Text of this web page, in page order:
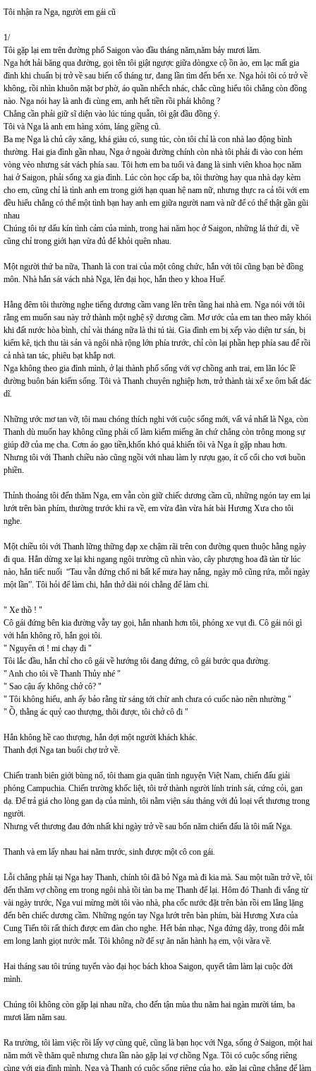
Tôi nhận ra Nga, người em gái cũ
1/
Tôi gặp lại em trên đường phố Saigon vào đầu tháng năm,năm bảy mươi lăm.
Nga hớt hải băng qua đường, gọi tên tôi giật ngược giữa dòngxe cộ ồn ào, em lạc mất gia
đình khi chuẩn bị trở về sau biến cố tháng tư, đang lần tìm đến bến xe. Nga hỏi tôi có trở về
không, rồi nhìn khuôn mặt bơ phờ, áo quần nhếch nhác, chắc cũng hiểu tôi chẳng còn đồng
nào. Nga nói hay là anh đi cùng em, anh hết tiền rồi phải không ?
Chẳng cần phải giữ sĩ diện vào lúc túng quẫn, tôi gật đầu đồng ý.
Tôi và Nga là anh em hàng xóm, láng giềng cũ.
Ba mẹ Nga là chủ cây xăng, khá giàu có, sung túc, còn tôi chỉ là con nhà lao động bình
thường. Hai gia đình gần nhau, Nga ở ngoài đường chính còn nhà tôi phải đi vào con hẻm
vòng vèo nhưng sát vách phía sau. Tôi hơn em ba tuổi và đang là sinh viên khoa học năm
hai ở Saigon, phải sống xa gia đình. Lúc còn học cấp ba, tôi thường hay qua nhà dạy kèm
cho em, cũng chỉ là tình anh em trong giới hạn quan hệ nam nữ, nhưng thực ra cả tôi với em
đều hiểu chẳng có thể một tình bạn hay anh em giữa người nam và nữ để có thể thật gần gũi
nhau
Chúng tôi tự dấu kín tình cảm của mình, trong hai năm học ở Saigon, những lá thứ đi, về
cũng chỉ trong giới hạn vừa đủ để khỏi quên nhau.
Một người thứ ba nữa, Thanh là con trai của một công chức, hắn với tôi cũng bạn bè đồng
môn. Nhà hắn sát vách nhà Nga, lên đại học, hắn theo y khoa Huế.
Hằng đêm tôi thường nghe tiếng dương cầm vang lên trên tầng hai nhà em. Nga nói với tôi
rằng em muốn sau này trở thành một nghệ sỹ dương cầm. Mơ ước của em tan theo mây khói
khi đất nước hòa bình, chỉ vài tháng nữa là thi tú tài. Gia đình em bị xếp vào diện tư sán, bị
kiểm kê, tịch thu tài sản và ngôi nhà rộng lớn phía trước, chỉ còn lại phần hẹp phía sau để rồi
cả nhà tan tác, phiêu bạt khắp nơi.
Nga không theo gia đình mình, ở lại thành phố sống với vợ chồng anh trai, em lăn lóc lề
đường buôn bán kiếm sống. Tôi và Thanh chuyên nghiệp hơn, trở thành tài xế xe ôm bất đác
dĩ.
Những ước mơ tan vỡ, tôi mau chóng thích nghi với cuộc sống mới, vất vả nhất là Nga, còn
Thanh dù muốn hay không cũng phải cố làm kiếm miếng ăn chứ chẳng còn trông mong sự
giúp đỡ của mẹ cha. Cơm áo gạo tiền,khốn khó quá khiến tôi và Nga ít gặp nhau hơn.
Nhưng tôi với Thanh chiều nào cũng ngồi với nhau làm ly rượu gạo, ít cố cổi cho vơi buồn
phiền.
Thỉnh thoảng tôi đến thăm Nga, em vẫn còn giữ chiếc dương cầm cũ, những ngón tay em lại
lướt trên bàn phím, thường trước khi ra về, em vừa đàn vừa hát bài Hương Xưa cho tôi
nghe.
Một chiều tôi với Thanh lững thững đạp xe chậm rãi trên con đường quen thuộc hằng ngày
đi qua. Hắn dừng xe lại khi ngang ngôi trường cũ nhìn vào, cây phượng hoa đã tàn từ lúc
nào, hắn tiếc nuối “Tau vẫn đứng chổ ni bất kể mưa hay nắng, ngày mô cũng rứa, mỗi ngày
một lần”. Tôi hỏi để làm chi, hắn thở dài nói chẳng để làm chi.
" Xe thồ ! "
Cô gái đứng bên kia đường vẫy tay gọi, hắn nhanh hơn tôi, phóng xe vụt đi. Cô gái nói gì
với hắn không rõ, hắn gọi tôi.
" Nguyên ơi ! mi chạy đi "
Tôi lắc đầu, hắn chỉ cho cô gái về hướng tôi đang đứng, cô gái bước qua đường.
" Anh cho tôi về Thanh Thủy nhé "
" Sao cậu ấy không chở cô? "
" Tôi không hiểu, anh ấy bảo rằng từ sáng tới chừ anh chưa có cuốc nào nên nhường "
" Ồ, thằng ác quỷ cao thượng, thôi được, tôi chở cô đi "
Hắn không hề cao thượng, hắn đợi một người khách khác.
Thanh đợi Nga tan buổi chợ trở về.
Chiến tranh biên giới bùng nổ, tôi tham gia quân tình nguyện Việt Nam, chiến đấu giải
phóng Campuchia. Chiến trường khốc liệt, tôi trở thành người lính trinh sát, cứng cỏi, gan
dạ. Để trả giá cho lòng gan dạ của mình, tôi nằm viện sáu tháng với đủ loại vết thương trong
người.
Nhưng vết thương đau đớn nhất khi ngày trở về sau bốn năm chiến đấu là tôi mất Nga.
Thanh và em lấy nhau hai năm trước, sinh được một cô con gái.
Lỗi chẳng phải tại Nga hay Thanh, chính tôi đã bỏ Nga mà đi kia mà. Sau một tuần trở về, tôi
đến thăm vợ chồng em trong ngôi nhà tồi tàn ba mẹ Thanh để lại. Hôm đó Thanh đi vắng từ
vài ngày trước, Nga vui mừng mời tôi vào nhà, pha cốc nước đặt trên bàn rồi em lẳng lặng
đến bên chiếc dương cầm. Những ngón tay Nga lướt trên bàn phím, bài Hương Xưa của
Cung Tiến tôi rất thích được em đàn cho nghe. Hết bản nhạc, Nga đứng dậy, trong đôi mắt
em long lanh giọt nước mắt. Tôi không nỡ để sự ăn năn hành hạ em, vội vãra về.
Hai tháng sau tôi trúng tuyển vào đại học bách khoa Saigon, quyết tâm làm lại cuộc đời
mình.
Chúng tôi không còn gặp lại nhau nữa, cho đến tận mùa thu năm hai ngàn mười tám, ba
mươi lăm năm sau.
Ra trường, tôi làm việc rồi lấy vợ cùng quê, cũng là bạn học với Nga, sống ở Saigon, một hai
năm mới về thăm quê nhưng chưa lần nào gặp lại vợ chồng Nga. Tôi có cuộc sống riêng
cùng với gia đình mình, Nga và Thanh có cuộc sống riêng của họ, gặp lại cũng chẳng để làm